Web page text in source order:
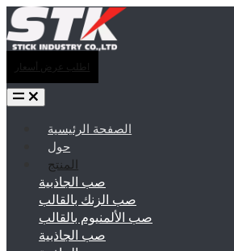
اطلب عرض أسعار
الصفحة الرئيسية
حول
المنتج
صب الجاذبية
صب الزنك بالقالب
صب الألمنيوم بالقالب
صب الجاذبية